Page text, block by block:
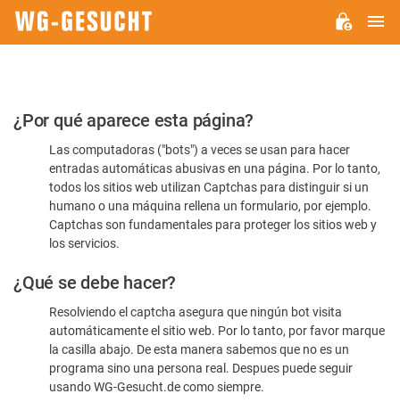
Por
favor,
confirme
humano
¿Por qué aparece esta página?
Las computadoras ("bots") a veces se usan para hacer
entradas automáticas abusivas en una página. Por lo tanto,
todos los sitios web utilizan Captchas para distinguir si un
humano o una máquina rellena un formulario, por ejemplo.
Captchas son fundamentales para proteger los sitios web y
los servicios.
¿Qué se debe hacer?
Resolviendo el captcha asegura que ningún bot visita
automáticamente el sitio web. Por lo tanto, por favor marque
la casilla abajo. De esta manera sabemos que no es un
programa sino una persona real. Despues puede seguir
usando WG-Gesucht.de como siempre.